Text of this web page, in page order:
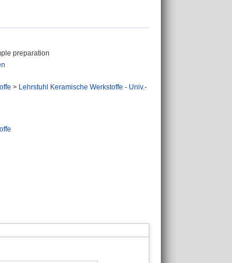
preparation
> Lehrstuhl Keramische Werkstoffe - Univ.-